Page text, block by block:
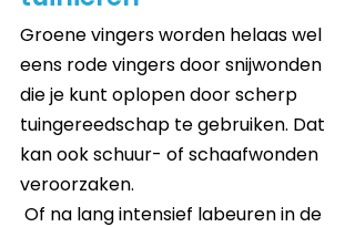
Groene vingers worden helaas wel
eens rode vingers door snijwonden
die je kunt oplopen door scherp
tuingereedschap te gebruiken. Dat
kan ook schuur- of schaafwonden
veroorzaken.